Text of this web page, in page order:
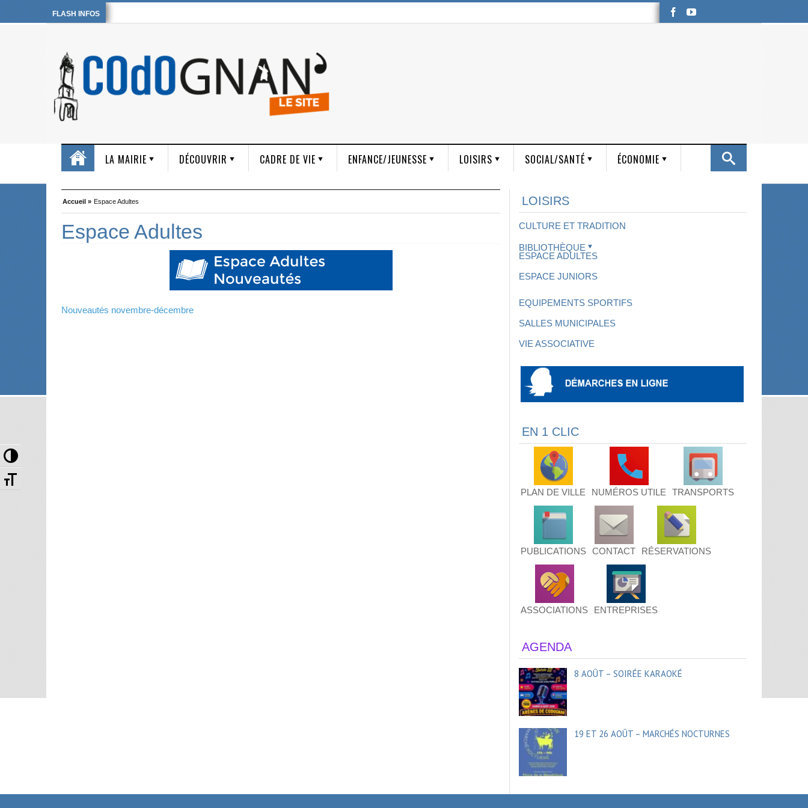
Passer en contraste élevé
Changer la taille de la police
FLASH INFOS
LA MAIRIE DÉCOUVRIR CADRE DE VIE ENFANCE/JEUNESSE LOISIRS SOCIAL/SANTÉ ÉCONOMIE
Accueil » Espace Adultes
Espace Adultes
Nouveautés novembre-décembre
LOISIRS
CULTURE ET TRADITION
BIBLIOTHÈQUE
ESPACE ADULTES
ESPACE JUNIORS
EQUIPEMENTS SPORTIFS
SALLES MUNICIPALES
VIE ASSOCIATIVE
EN 1 CLIC
PLAN DE VILLE NUMÉROS UTILE TRANSPORTS
PUBLICATIONS CONTACT RÉSERVATIONS
ASSOCIATIONS ENTREPRISES
AGENDA
8 AOÛT – SOIRÉE KARAOKÉ
19 ET 26 AOÛT – MARCHÉS NOCTURNES